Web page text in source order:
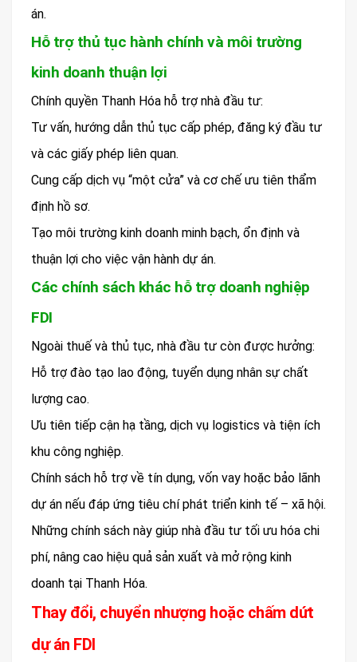
án.
Hỗ trợ thủ tục hành chính và môi trường
kinh doanh thuận lợi
Chính quyền Thanh Hóa hỗ trợ nhà đầu tư:
Tư vấn, hướng dẫn thủ tục cấp phép, đăng ký đầu tư
và các giấy phép liên quan.
Cung cấp dịch vụ “một cửa” và cơ chế ưu tiên thẩm
định hồ sơ.
Tạo môi trường kinh doanh minh bạch, ổn định và
thuận lợi cho việc vận hành dự án.
Các chính sách khác hỗ trợ doanh nghiệp
FDI
Ngoài thuế và thủ tục, nhà đầu tư còn được hưởng:
Hỗ trợ đào tạo lao động, tuyển dụng nhân sự chất
lượng cao.
Ưu tiên tiếp cận hạ tầng, dịch vụ logistics và tiện ích
khu công nghiệp.
Chính sách hỗ trợ về tín dụng, vốn vay hoặc bảo lãnh
dự án nếu đáp ứng tiêu chí phát triển kinh tế – xã hội.
Những chính sách này giúp nhà đầu tư tối ưu hóa chi
phí, nâng cao hiệu quả sản xuất và mở rộng kinh
doanh tại Thanh Hóa.
Thay đổi, chuyển nhượng hoặc chấm dứt
dự án FDI